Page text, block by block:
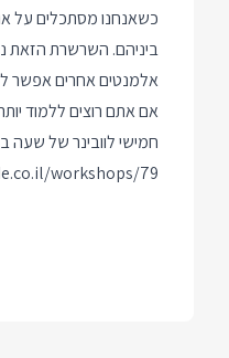
כשאנחנו מסתכלים על
אלמנטים אחרים אפשר
חמישי לוובינר של שעה
workshops/79